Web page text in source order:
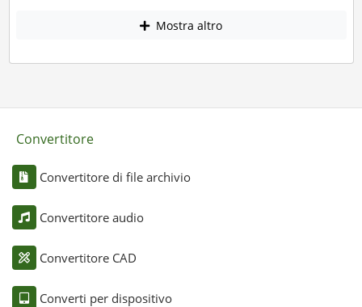
Mostra altro
Convertitore
Convertitore di file archivio
Convertitore audio
Convertitore CAD
Converti per dispositivo